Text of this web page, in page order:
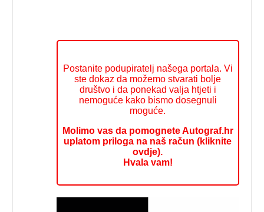
Postanite podupiratelj našega portala. Vi
ste dokaz da možemo stvarati bolje
društvo i da ponekad valja htjeti i
nemoguće kako bismo dosegnuli
moguće.
Molimo vas da pomognete Autograf.hr
uplatom priloga na naš račun (kliknite
ovdje).
Hvala vam!